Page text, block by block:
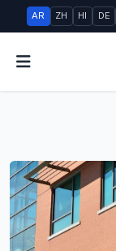
DE
HI
ZH
AR